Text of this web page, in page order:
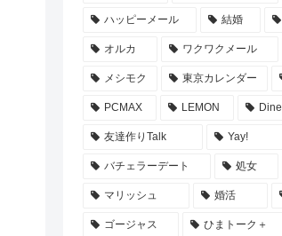
ハッピーメール 結婚
オルカ ワクワクメール
メシモク 東京カレンダー
PCMAX LEMON Dine
友達作りTalk Yay!
バチェラーデート 処女
マリッシュ 婚活
ゴージャス ひまトーク＋